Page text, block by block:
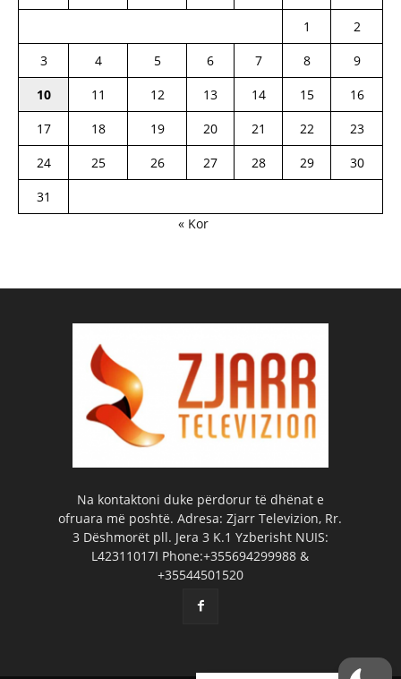
1
2
3
4 5 6 7 8
9
10
11 12 13 14 15
16
17
18 19 20 21 22
23
24
25 26 27 28 29
30
31
« Kor
Na kontaktoni duke përdorur të dhënat e
ofruara më poshtë. Adresa: Zjarr Televizion, Rr.
3 Dëshmorët pll. Jera 3 K.1 Yzberisht NUIS:
L42311017I Phone:+355694299988 &
+35544501520